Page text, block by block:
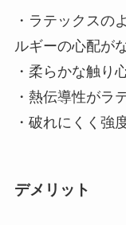
・ラテックスの
ルギーの心配が
・柔らかな触り
・熱伝導性がラ
・破れにくく強
デメリット